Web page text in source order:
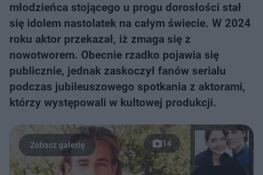
młodzieńca stojącego u progu dorosłości stał
się idolem nastolatek na całym świecie. W 2024
roku aktor przekazał, iż zmaga się z
nowotworem. Obecnie rzadko pojawia się
publicznie, jednak zaskoczył fanów serialu
podczas jubileuszowego spotkania z aktorami,
którzy występowali w kultowej produkcji.
14